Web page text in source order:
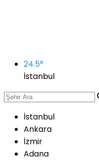
24.5°
İstanbul
İstanbul
Ankara
İzmir
Adana